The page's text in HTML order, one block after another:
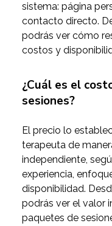
sistema: página
contacto directo.
podrás ver cómo
costos y
¿Cuál es el
sesiones?
El precio lo
terapeuta de
independiente,
experiencia,
disponibilidad.
podrás ver el valor
paquetes de